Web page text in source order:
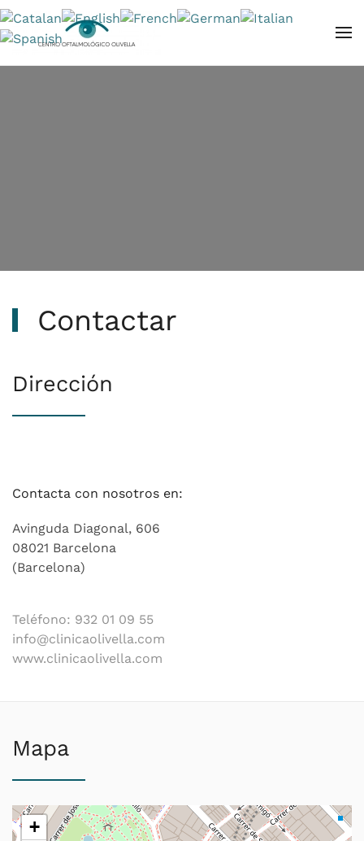
Skip to main content
Contactar
Dirección
Contacta con nosotros en:
Avinguda Diagonal, 606
08021 Barcelona
(Barcelona)
Teléfono: 932 01 09 55
info@clinicaolivella.com
www.clinicaolivella.com
Mapa
+